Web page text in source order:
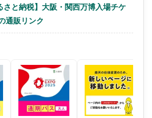
さと納税】大阪・関西万博入場チケ
通販リンク